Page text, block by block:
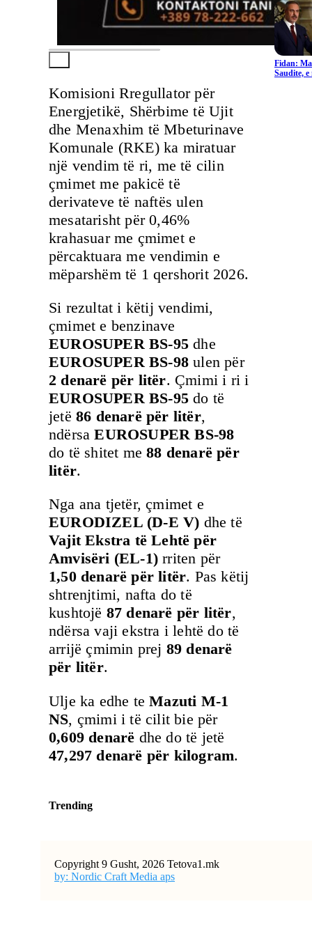
Komisioni Rregullator për
Energjetikë, Shërbime të Ujit
dhe Menaxhim të Mbeturinave
Komunale (RKE) ka miratuar
një vendim të ri, me të cilin
çmimet me pakicë të
derivateve të naftës ulen
mesatarisht për 0,46%
krahasuar me çmimet e
përcaktuara me vendimin e
mëparshëm të 1 qershorit 2026.
Si rezultat i këtij vendimi,
çmimet e benzinave
EUROSUPER BS-95 dhe
EUROSUPER BS-98 ulen për
2 denarë për litër. Çmimi i ri i
EUROSUPER BS-95 do të
jetë 86 denarë për litër,
ndërsaEUROSUPER BS-98
do të shitet me88 denarë për
litër.
Nga ana tjetër, çmimet e
EURODIZEL (D-E V) dhe të
Vajit Ekstra të Lehtë për
Amvisëri (EL-1) rriten për
1,50 denarë për litër. Pas këtij
shtrenjtimi, nafta do të
kushtojë 87 denarë për litër,
ndërsa vaji ekstra i lehtë do të
arrijë çmimin prej 89 denarë
për litër.
Ulje ka edhe teMazuti M-1
NS, çmimi i të cilit bie për
0,609 denarë dhe do të jetë
47,297 denarë për kilogram.
Trending
Fidan:
Saudite,
Copyright 9 Gusht, 2026 Tetova1.mk
by: Nordic Craft Media aps